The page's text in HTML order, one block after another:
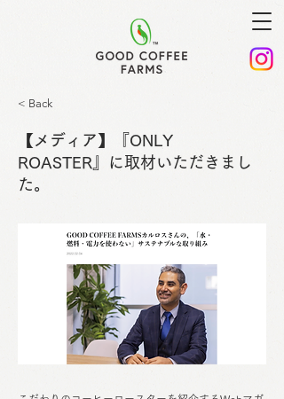
< Back
【メディア】『ONLY
ROASTER』に取材いただきまし
た。